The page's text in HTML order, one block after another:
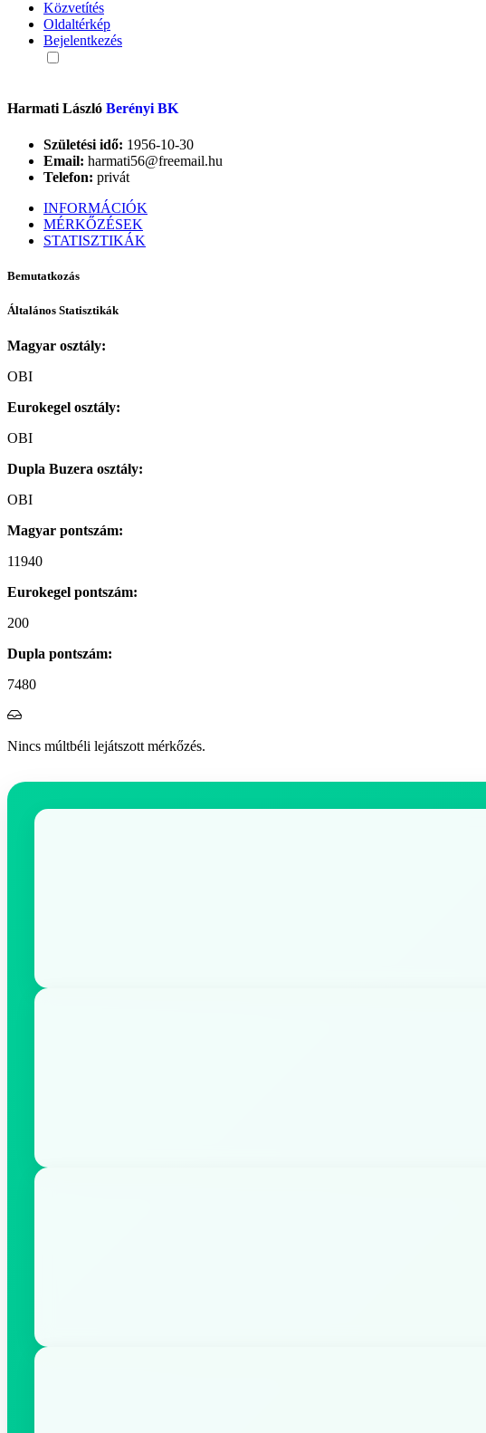
Közvetítés
Oldaltérkép
Bejelentkezés
Harmati László Berényi BK
Születési idő: 1956-10-30
Email: harmati56@freemail.hu
Telefon: privát
INFORMÁCIÓK
MÉRKŐZÉSEK
STATISZTIKÁK
Bemutatkozás
Általános Statisztikák
Magyar osztály:
OBI
Eurokegel osztály:
OBI
Dupla Buzera osztály:
OBI
Magyar pontszám:
11940
Eurokegel pontszám:
200
Dupla pontszám:
7480
Nincs múltbéli lejátszott mérkőzés.